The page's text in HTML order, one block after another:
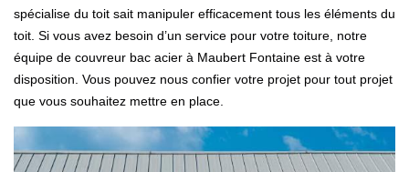
spécialise du toit sait manipuler efficacement tous les éléments du
toit. Si vous avez besoin d’un service pour votre toiture, notre
équipe de couvreur bac acier à Maubert Fontaine est à votre
disposition. Vous pouvez nous confier votre projet pour tout projet
que vous souhaitez mettre en place.